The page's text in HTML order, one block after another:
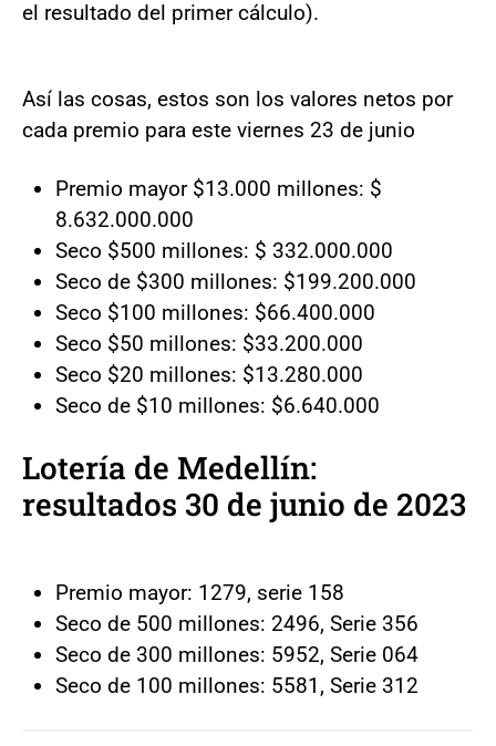
el resultado del primer cálculo).
Así las cosas, estos son los valores netos por
cada premio para este viernes 23 de junio
Premio mayor $13.000 millones: $
8.632.000.000
Seco $500 millones: $ 332.000.000
Seco de $300 millones: $199.200.000
Seco $100 millones: $66.400.000
Seco $50 millones: $33.200.000
Seco $20 millones: $13.280.000
Seco de $10 millones: $6.640.000
Lotería de Medellín:
resultados 30 de junio de 2023
Premio mayor: 1279, serie 158
Seco de 500 millones: 2496, Serie 356
Seco de 300 millones: 5952, Serie 064
Seco de 100 millones: 5581, Serie 312